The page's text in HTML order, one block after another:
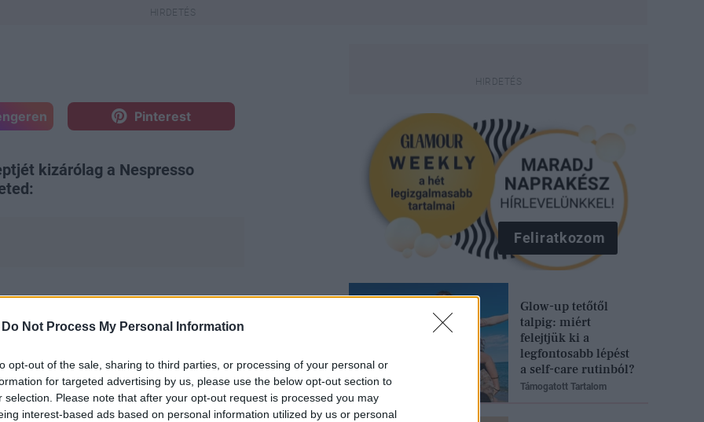
Do Not Process My Personal Information
opt-out of the sale, sharing to third parties, or processing of your personal or
for targeted advertising by us, please use the below opt-out section to
selection. Please note that after your opt-out request is processed you may
interest-based ads based on personal information utilized by us or personal
Pinterest
kizárólag a Nespresso
Mint Chiara álma.
egy igazán gazdag,
ízélményt szemet
koronázta meg. A recept
Feliratkozom
Glow-up tetőtől
talpig: miért
felejtjük ki a
legfontosabb lépést
a self-care rutinból?
Támogatott Tartalom